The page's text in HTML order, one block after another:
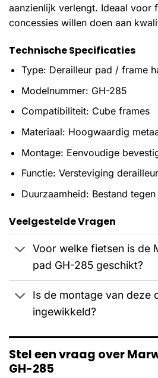
aanzienlijk verlengt. Ideaal voor
concessies willen doen aan
Technische Specificaties
Type: Derailleur pad / frame
Modelnummer: GH-285
Compatibiliteit: Cube frames
Materiaal: Hoogwaardig
Montage: Eenvoudige
Functie: Versteviging
Duurzaamheid: Bestand
Veelgestelde Vragen
Voor welke fietsen is de
pad GH-285 geschikt?
Is de montage van deze
ingewikkeld?
Stel een vraag over
GH-285